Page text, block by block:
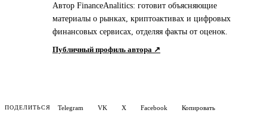
Автор FinanceAnalitics: готовит объясняющие
материалы о рынках, криптоактивах и цифровых
финансовых сервисах, отделяя факты от оценок.
Публичный профиль автора ↗
ПОДЕЛИТЬСЯ Telegram VK X Facebook Копировать